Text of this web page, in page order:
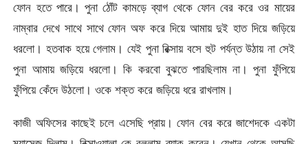
ফোন হতে পারে। পুনা ঠোঁট কামড়ে ব্যাগ থেকে ফোন বের করে ওর মায়ের
নাম্বার দেখে সাথে সাথে ফোন অফ করে দিয়ে আমায় দুই হাত দিয়ে জড়িয়ে
ধরলো। হতবাক হয়ে গেলাম। যেই পুনা রিক্সায় বসে হুট পর্যন্ত উঠায় না সেই
পুনা আমায় জড়িয়ে ধরলো। কি করবো বুঝতে পারছিলাম না। পুনা ফুঁপিয়ে
ফুঁপিয়ে কেঁদে উঠলো। ওকে শক্ত করে জড়িয়ে ধরে রাখলাম।
কাজী অফিসের কাছেই চলে এসেছি প্রায়। ফোন বের করে জাশেদকে একটা